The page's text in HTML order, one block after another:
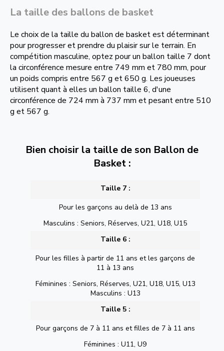
La taille des ballons de basket
Le choix de la taille du ballon de basket est déterminant
pour progresser et prendre du plaisir sur le terrain. En
compétition masculine, optez pour un ballon taille 7 dont
la circonférence mesure entre 749 mm et 780 mm, pour
un poids compris entre 567 g et 650 g. Les joueuses
utilisent quant à elles un ballon taille 6, d'une
circonférence de 724 mm à 737 mm et pesant entre 510
g et 567 g.
Bien choisir la taille de son Ballon de
Basket :
Taille 7 :
Pour les garçons au delà de 13 ans
Masculins : Seniors, Réserves, U21, U18, U15
Taille 6 :
Pour les filles à partir de 11 ans et les garçons de
11 à 13 ans
Féminines : Seniors, Réserves, U21, U18, U15, U13
Masculins : U13
Taille 5 :
Pour garçons de 7 à 11 ans et filles de 7 à 11 ans
Féminines : U11, U9